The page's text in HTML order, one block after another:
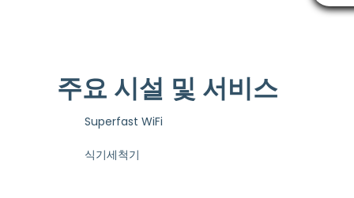
주요 시설 및 서비스
Superfast WiFi
식기세척기